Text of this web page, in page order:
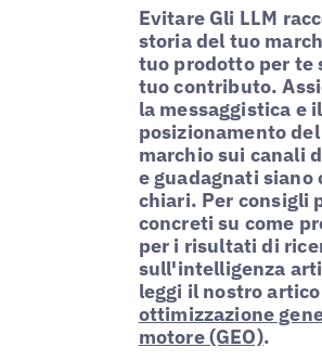
Evitare Gli LLM
storia del tuo
tuo prodotto per te
tuo contributo.
la messaggistica e il
posizionamento
marchio sui canali
e guadagnati siano
chiari. Per consigli
concreti su come
per i risultati di
sull'intelligenza
leggi il nostro
ottimizzazione
motore (GEO).